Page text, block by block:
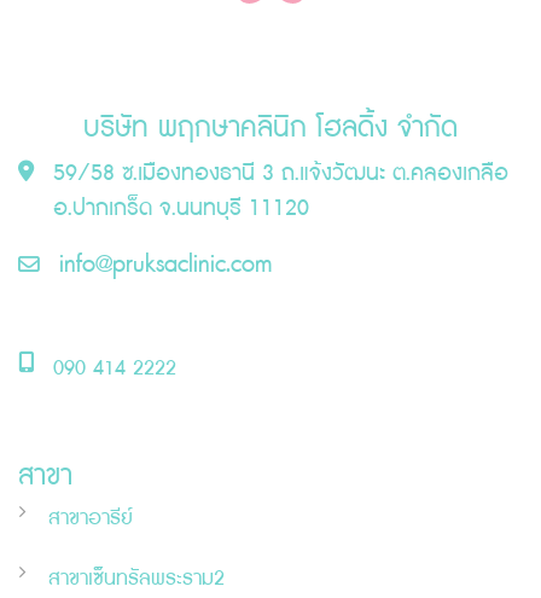
บริษัท พฤกษาคลินิก โฮลดิ้ง จำกัด
59/58 ซ.เมืองทองธานี 3 ถ.แจ้งวัฒนะ ต.คลองเกลือ
อ.ปากเกร็ด จ.นนทบุรี 11120
info@pruksaclinic.com
090 414 2222
สาขา
สาขาอารีย์
สาขาเซ็นทรัลพระราม2